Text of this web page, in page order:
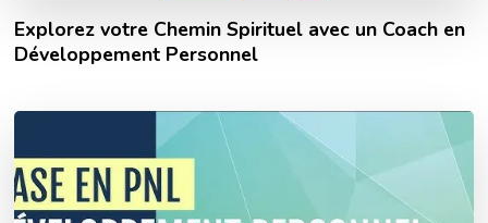
Explorez votre Chemin Spirituel avec un Coach en
Développement Personnel